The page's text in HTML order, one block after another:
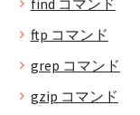
find コマンド
ftp コマンド
grep コマンド
gzip コマンド